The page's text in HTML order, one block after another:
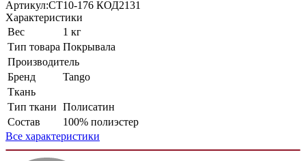
Артикул:CT10-176 КОД2131
Характеристики
Вес
1 кг
Тип товара Покрывала
Производитель
Бренд
Tango
Ткань
Тип ткани Полисатин
Состав
100% полиэстер
Все характеристики